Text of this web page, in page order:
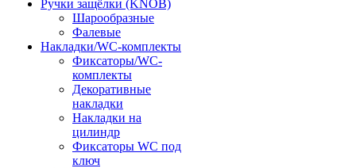
Ручки защёлки (KNOB)
Шарообразные
Фалевые
Накладки/WC-комплекты
Фиксаторы/WC-
комплекты
Декоративные
накладки
Накладки на
цилиндр
Фиксаторы WC под
ключ